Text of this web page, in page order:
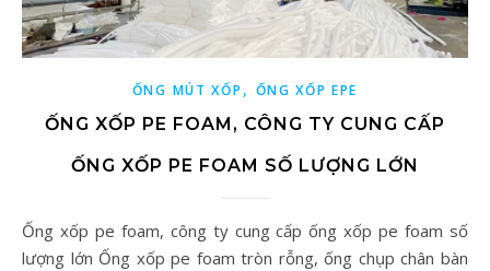
ỐNG MÚT XỐP , ỐNG XỐP EPE
ỐNG XỐP PE FOAM, CÔNG TY CUNG CẤP
ỐNG XỐP PE FOAM SỐ LƯỢNG LỚN
Ống xốp pe foam, công ty cung cấp ống xốp pe foam số
lượng lớn Ống xốp pe foam tròn rỗng, ống chụp chân bàn